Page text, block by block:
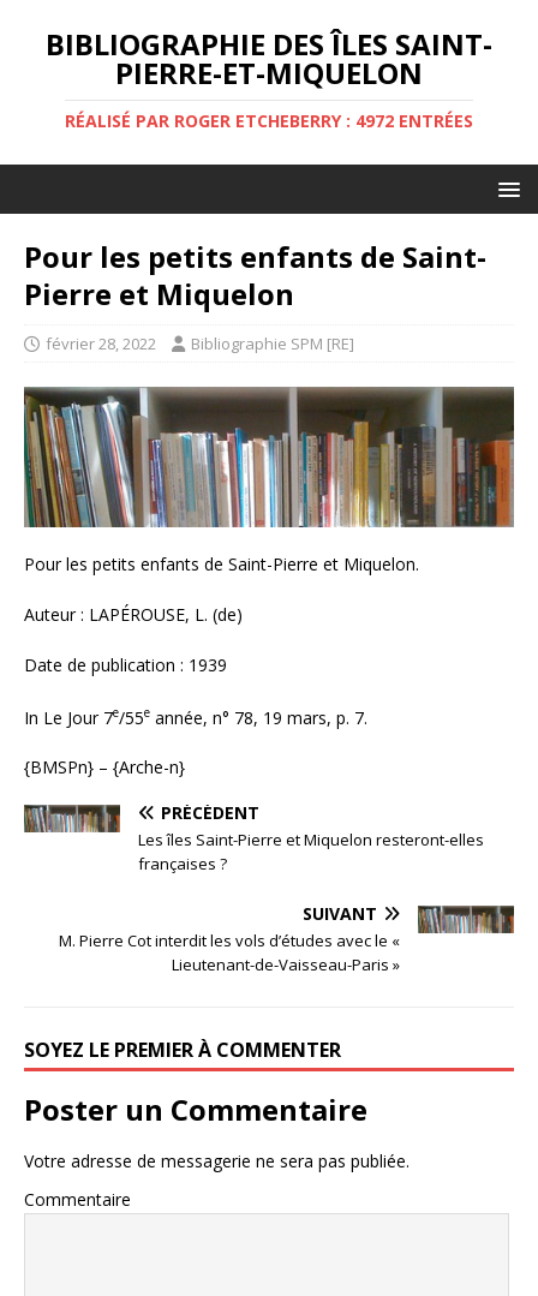
BIBLIOGRAPHIE DES ÎLES SAINT-
PIERRE-ET-MIQUELON
RÉALISÉ PAR ROGER ETCHEBERRY : 4972 ENTRÉES
Pour les petits enfants de Saint-
Pierre et Miquelon
février 28, 2022 Bibliographie SPM [RE]
Pour les petits enfants de Saint-Pierre et Miquelon.
Auteur : LAPÉROUSE, L. (de)
Date de publication : 1939
In Le Jour 7e/55e année, n° 78, 19 mars, p. 7.
{BMSPn} – {Arche-n}
PRÉCÉDENT
Les îles Saint-Pierre et Miquelon resteront-elles
françaises ?
SUIVANT
M. Pierre Cot interdit les vols d’études avec le «
Lieutenant-de-Vaisseau-Paris »
SOYEZ LE PREMIER À COMMENTER
Poster un Commentaire
Votre adresse de messagerie ne sera pas publiée.
Commentaire